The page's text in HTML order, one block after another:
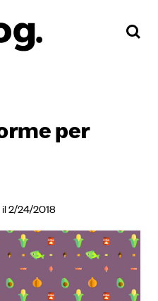
per
il 2/24/2018